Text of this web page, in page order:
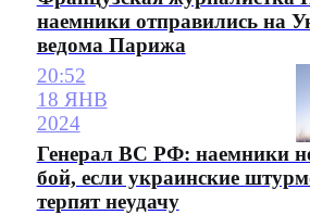
наемники отправились на
ведома Парижа
20:52
18 ЯНВ
2024
Генерал ВС РФ: наемники
бой, если украинские
терпят неудачу